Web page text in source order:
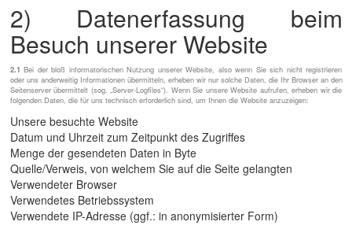
2) Datenerfassung beim
Besuch unserer Website
2.1 Bei der bloß informatorischen Nutzung unserer Website, also wenn Sie sich nicht registrieren
oder uns anderweitig Informationen übermitteln, erheben wir nur solche Daten, die Ihr Browser an den
Seitenserver übermittelt (sog. „Server-Logfiles“). Wenn Sie unsere Website aufrufen, erheben wir die
folgenden Daten, die für uns technisch erforderlich sind, um Ihnen die Website anzuzeigen:
Unsere besuchte Website
Datum und Uhrzeit zum Zeitpunkt des Zugriffes
Menge der gesendeten Daten in Byte
Quelle/Verweis, von welchem Sie auf die Seite gelangten
Verwendeter Browser
Verwendetes Betriebssystem
Verwendete IP-Adresse (ggf.: in anonymisierter Form)